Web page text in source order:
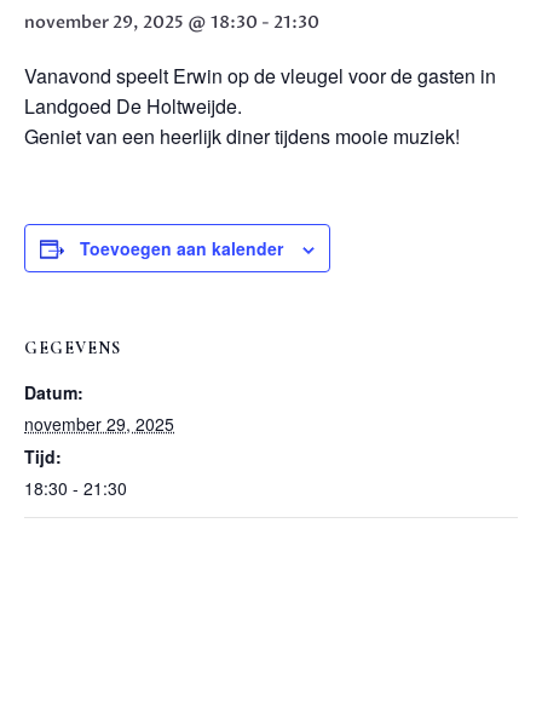
november 29, 2025 @ 18:30 - 21:30
Vanavond speelt Erwin op de vleugel voor de gasten in
Landgoed De Holtweijde.
Geniet van een heerlijk diner tijdens mooie muziek!
Toevoegen aan kalender
GEGEVENS
Datum:
november 29, 2025
Tijd:
18:30 - 21:30